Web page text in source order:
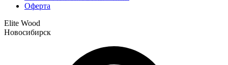
Оферта
Elite Wood
Новосибирск